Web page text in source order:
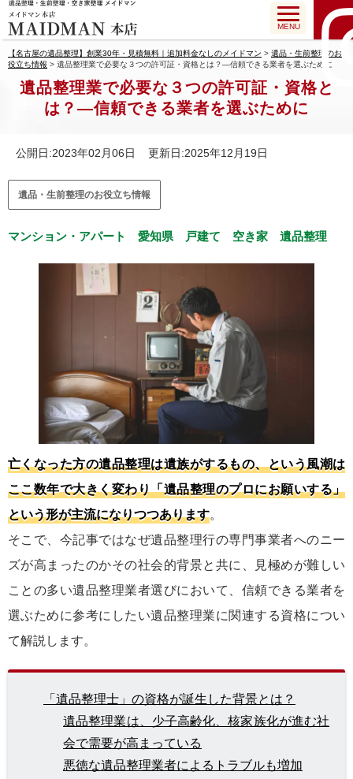
MENU
【名古屋の遺品整理】創業30年・見積無料｜追加料金なしのメイドマン > 遺品・生前整理のお
役立ち情報 > 遺品整理業で必要な３つの許可証・資格とは？―信頼できる業者を選ぶために
遺品整理業で必要な３つの許可証・資格と
は？―信頼できる業者を選ぶために
公開日:2023年02月06日 更新日:2025年12月19日
遺品・生前整理のお役立ち情報
マンション・アパート 愛知県 戸建て 空き家 遺品整理
亡くなった方の遺品整理は遺族がするもの、という風潮は
ここ数年で大きく変わり「遺品整理のプロにお願いする」
という形が主流になりつつあります。
そこで、今記事ではなぜ遺品整理行の専門事業者へのニー
ズが高まったのかその社会的背景と共に、見極めが難しい
ことの多い遺品整理業者選びにおいて、信頼できる業者を
選ぶために参考にしたい遺品整理業に関連する資格につい
て解説します。
「遺品整理士」の資格が誕生した背景とは？
遺品整理業は、少子高齢化、核家族化が進む社
会で需要が高まっている
悪徳な遺品整理業者によるトラブルも増加